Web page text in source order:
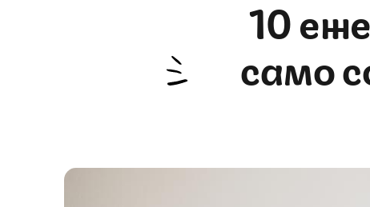
10 ежедневни радости, които
само